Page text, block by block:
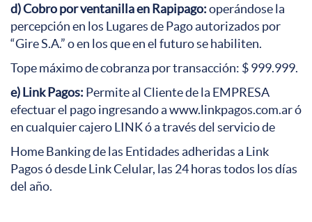
d) Cobro por ventanilla en Rapipago:operándose la
percepción en los Lugares de Pago autorizados por
“Gire S.A.” o en los que en el futuro se habiliten.
Tope máximo de cobranza por transacción: $ 999.999.
e) Link Pagos: Permite al Cliente de la EMPRESA
efectuar el pago ingresando a www.linkpagos.com.ar ó
en cualquier cajero LINK ó a través del servicio de
Home Banking de las Entidades adheridas a Link
Pagos ó desde Link Celular, las 24 horas todos los días
del año.